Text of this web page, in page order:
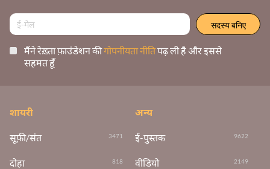
मैंने रेख़्ता फ़ाउंडेशन कीगोपनीयता नीतिपढ़ ली है और इससे
सहमत हूँ
शायरी
सूफ़ी/संत 3471
दोहा 818
अन्य
ई-पुस्तक 9622
वीडियो 2149